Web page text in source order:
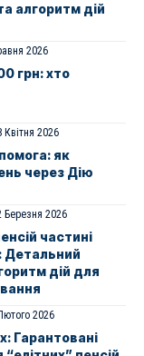
алгоритм дій
2026
грн: хто
Квітня 2026
як
через Дію
Березня 2026
частині
Детальний
дій для
2026
Гарантовані